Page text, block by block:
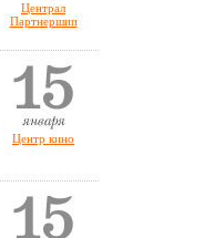
Централ
Партнершип
Центр кино